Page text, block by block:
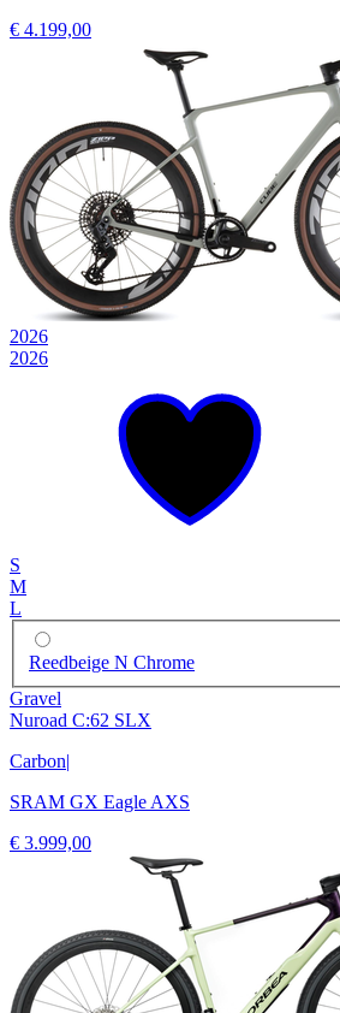
€ 4.199,00
2026
2026
S
M
L
Reedbeige N Chrome
Gravel
Nuroad C:62 SLX
Carbon|
SRAM GX Eagle AXS
€ 3.999,00